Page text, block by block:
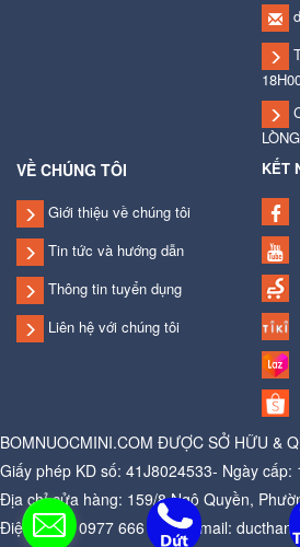
VỀ CHÚNG TÔI
Giới thiệu về chúng tôi
Tin tức và hướng dẫn
Thông tin tuyển dụng
Liên hệ với chúng tôi
KẾT
BOMNUOCMINI.COM ĐƯỢC SỞ HỮU &
Giấy phép KD số: 41J8024533- Ngày
Địa chỉ cửa hàng: 159/8 Ngô Quyền,
Điện thoại: 0977 666 881 - Email: